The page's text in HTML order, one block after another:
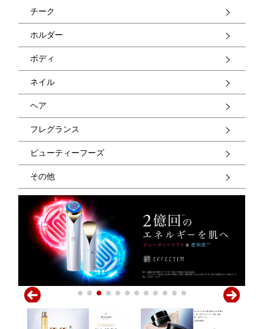
チーク
ホルダー
ボディ
ネイル
ヘア
フレグランス
ビューティーフーズ
その他